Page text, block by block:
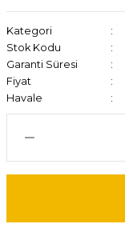
Kategori
Stok Kodu
Garanti Süresi
Fiyat
Havale